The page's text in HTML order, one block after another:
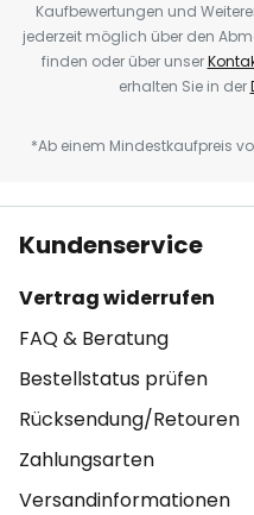
Kaufbewertungen und
jederzeit möglich über den
finden oder über unser
erhalten Sie in der
*Ab einem Mindestkaufpreis
Kundenservice
Vertrag widerrufen
FAQ & Beratung
Bestellstatus prüfen
Rücksendung/Retouren
Zahlungsarten
Versandinformationen